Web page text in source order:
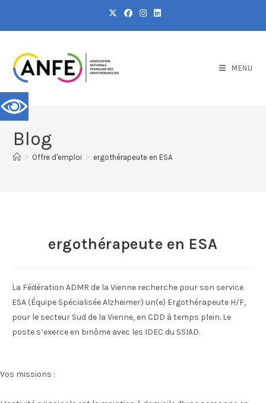
MENU
Blog
> Offre d'emploi > ergothérapeute en ESA
ergothérapeute en ESA
La Fédération ADMR de la Vienne recherche pour son service
ESA (Équipe Spécialisée Alzheimer) un(e) Ergothérapeute H/F,
pour le secteur Sud de la Vienne, en CDD à temps plein. Le
poste s’exerce en binôme avec les IDEC du SSIAD.
Vos missions :